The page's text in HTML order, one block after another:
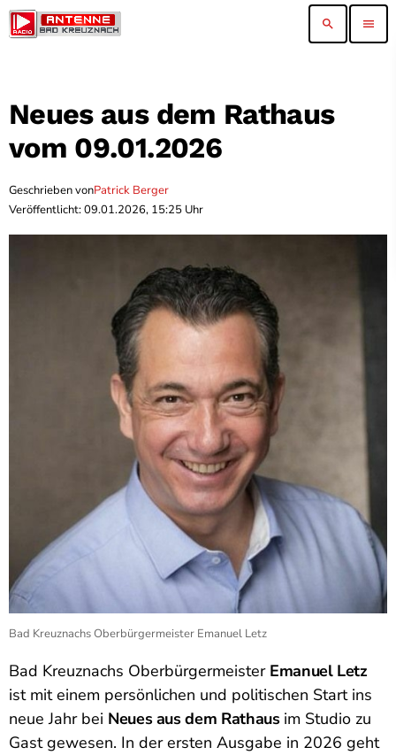
search menu
Neues aus dem Rathaus
vom 09.01.2026
Geschrieben vonPatrick Berger
Veröffentlicht: 09.01.2026, 15:25 Uhr
Bad Kreuznachs Oberbürgermeister Emanuel Letz
Bad Kreuznachs Oberbürgermeister Emanuel Letz
ist mit einem persönlichen und politischen Start ins
neue Jahr bei Neues aus dem Rathausim Studio zu
Gast gewesen. In der ersten Ausgabe in 2026 geht